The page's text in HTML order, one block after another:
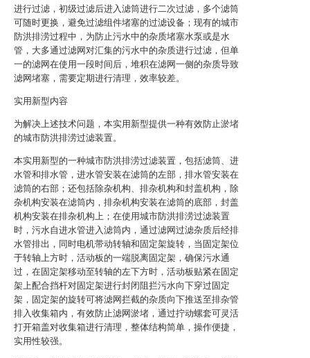
进行过滤，初级过滤后进入滤筒进行二次过滤，多个滤筒
可随时更换，避免过滤组件堵塞的过滤设备；现有的城市
防洪排涝过程中，为防止污水中的杂质堵塞水泵或是水
管，大多通过滤网对汇集的污水中的杂质进行过滤，但单
一的滤网在使用一段时间后，堆积在滤网一侧的杂质导致
滤网堵塞，需要定期进行清理，效率较差。
实用新型内容
为解决上述技术问题，本实用新型提供一种有效防止淤堵
的城市防洪排涝过滤装置。
本实用新型的一种城市防洪排涝过滤装置，包括滤筒、进
水管和排水管，进水管安装在滤筒的左部，排水管安装在
滤筒的右部；还包括除杂机构、排杂机构和封盖机构，除
杂机构安装在滤筒内，排杂机构安装在滤筒的底部，封盖
机构安装在排杂机构上；在使用城市防洪排涝过滤装置
时，污水自进水管进入滤筒内，通过滤网过滤杂质后经排
水管排出，同时电机带动转轴和固定架旋转，当固定架位
于转轴上方时，活动板的一端脱离固定架，确保污水通
过，在固定架移动至转轴的左下方时，活动板贴紧在固定
架上配合挡杆对固定架进行封闭阻拦污水向下穿过固定
架，固定架的旋转可将滤网拦截的杂质向下推送至排杂管
排入收集箱内，有效防止滤网淤堵，通过拧动螺套可灵活
打开箱盖对收集箱进行清理，整体结构简单，操作便捷，
实用性较强。